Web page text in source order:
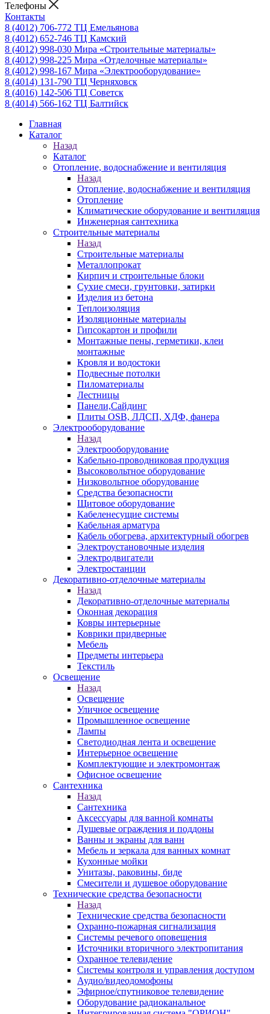
Телефоны
Контакты
8 (4012) 706-772 ТЦ Емельянова
8 (4012) 652-746 ТЦ Камский
8 (4012) 998-030 Мира «Строительные материалы»
8 (4012) 998-225 Мира «Отделочные материалы»
8 (4012) 998-167 Мира «Электрооборудование»
8 (4014) 131-790 ТЦ Черняховск
8 (4016) 142-506 ТЦ Советск
8 (4014) 566-162 ТЦ Балтийск
Главная
Каталог
Назад
Каталог
Отопление, водоснабжение и вентиляция
Назад
Отопление, водоснабжение и вентиляция
Отопление
Климатические оборудование и вентиляция
Инженерная сантехника
Строительные материалы
Назад
Строительные материалы
Металлопрокат
Кирпич и строительные блоки
Сухие смеси, грунтовки, затирки
Изделия из бетона
Теплоизоляция
Изоляционные материалы
Гипсокартон и профили
Монтажные пены, герметики, клеи
монтажные
Кровля и водостоки
Подвесные потолки
Пиломатериалы
Лестницы
Панели,Сайдинг
Плиты OSB, ЛДСП, ХДФ, фанера
Электрооборудование
Назад
Электрооборудование
Кабельно-проводниковая продукция
Высоковольтное оборудование
Низковольтное оборудование
Средства безопасности
Щитовое оборудование
Кабеленесущие системы
Кабельная арматура
Кабель обогрева, архитектурный обогрев
Электроустановочные изделия
Электродвигатели
Электростанции
Декоративно-отделочные материалы
Назад
Декоративно-отделочные материалы
Оконная декорация
Ковры интерьерные
Коврики придверные
Мебель
Предметы интерьера
Текстиль
Освещение
Назад
Освещение
Уличное освещение
Промышленное освещение
Лампы
Светодиодная лента и освещение
Интерьерное освещение
Комплектующие и электромонтаж
Офисное освещение
Сантехника
Назад
Сантехника
Аксессуары для ванной комнаты
Душевые ограждения и поддоны
Ванны и экраны для ванн
Мебель и зеркала для ванных комнат
Кухонные мойки
Унитазы, раковины, биде
Смесители и душевое оборудование
Технические средства безопасности
Назад
Технические средства безопасности
Охранно-пожарная сигнализация
Системы речевого оповещения
Источники вторичного электропитания
Охранное телевидение
Системы контроля и управления доступом
Аудио/видеодомофоны
Эфирное/спутниковое телевидение
Оборудование радиоканальное